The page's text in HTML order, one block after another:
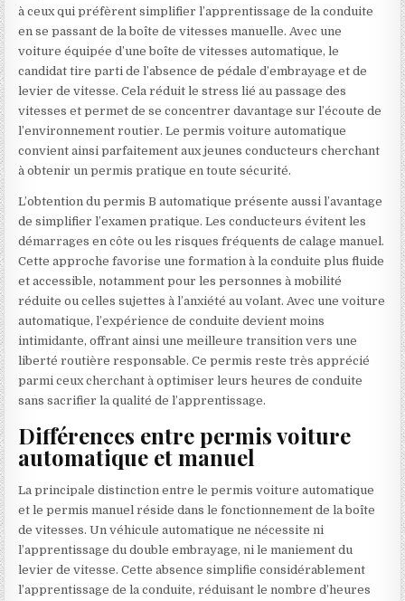
à ceux qui préfèrent simplifier l’apprentissage de la conduite
en se passant de la boîte de vitesses manuelle. Avec une
voiture équipée d’une boîte de vitesses automatique, le
candidat tire parti de l’absence de pédale d’embrayage et de
levier de vitesse. Cela réduit le stress lié au passage des
vitesses et permet de se concentrer davantage sur l’écoute de
l’environnement routier. Le permis voiture automatique
convient ainsi parfaitement aux jeunes conducteurs cherchant
à obtenir un permis pratique en toute sécurité.
L’obtention du permis B automatique présente aussi l’avantage
de simplifier l’examen pratique. Les conducteurs évitent les
démarrages en côte ou les risques fréquents de calage manuel.
Cette approche favorise une formation à la conduite plus fluide
et accessible, notamment pour les personnes à mobilité
réduite ou celles sujettes à l’anxiété au volant. Avec une voiture
automatique, l’expérience de conduite devient moins
intimidante, offrant ainsi une meilleure transition vers une
liberté routière responsable. Ce permis reste très apprécié
parmi ceux cherchant à optimiser leurs heures de conduite
sans sacrifier la qualité de l’apprentissage.
Différences entre permis voiture
automatique et manuel
La principale distinction entre le permis voiture automatique
et le permis manuel réside dans le fonctionnement de la boîte
de vitesses. Un véhicule automatique ne nécessite ni
l’apprentissage du double embrayage, ni le maniement du
levier de vitesse. Cette absence simplifie considérablement
l’apprentissage de la conduite, réduisant le nombre d’heures